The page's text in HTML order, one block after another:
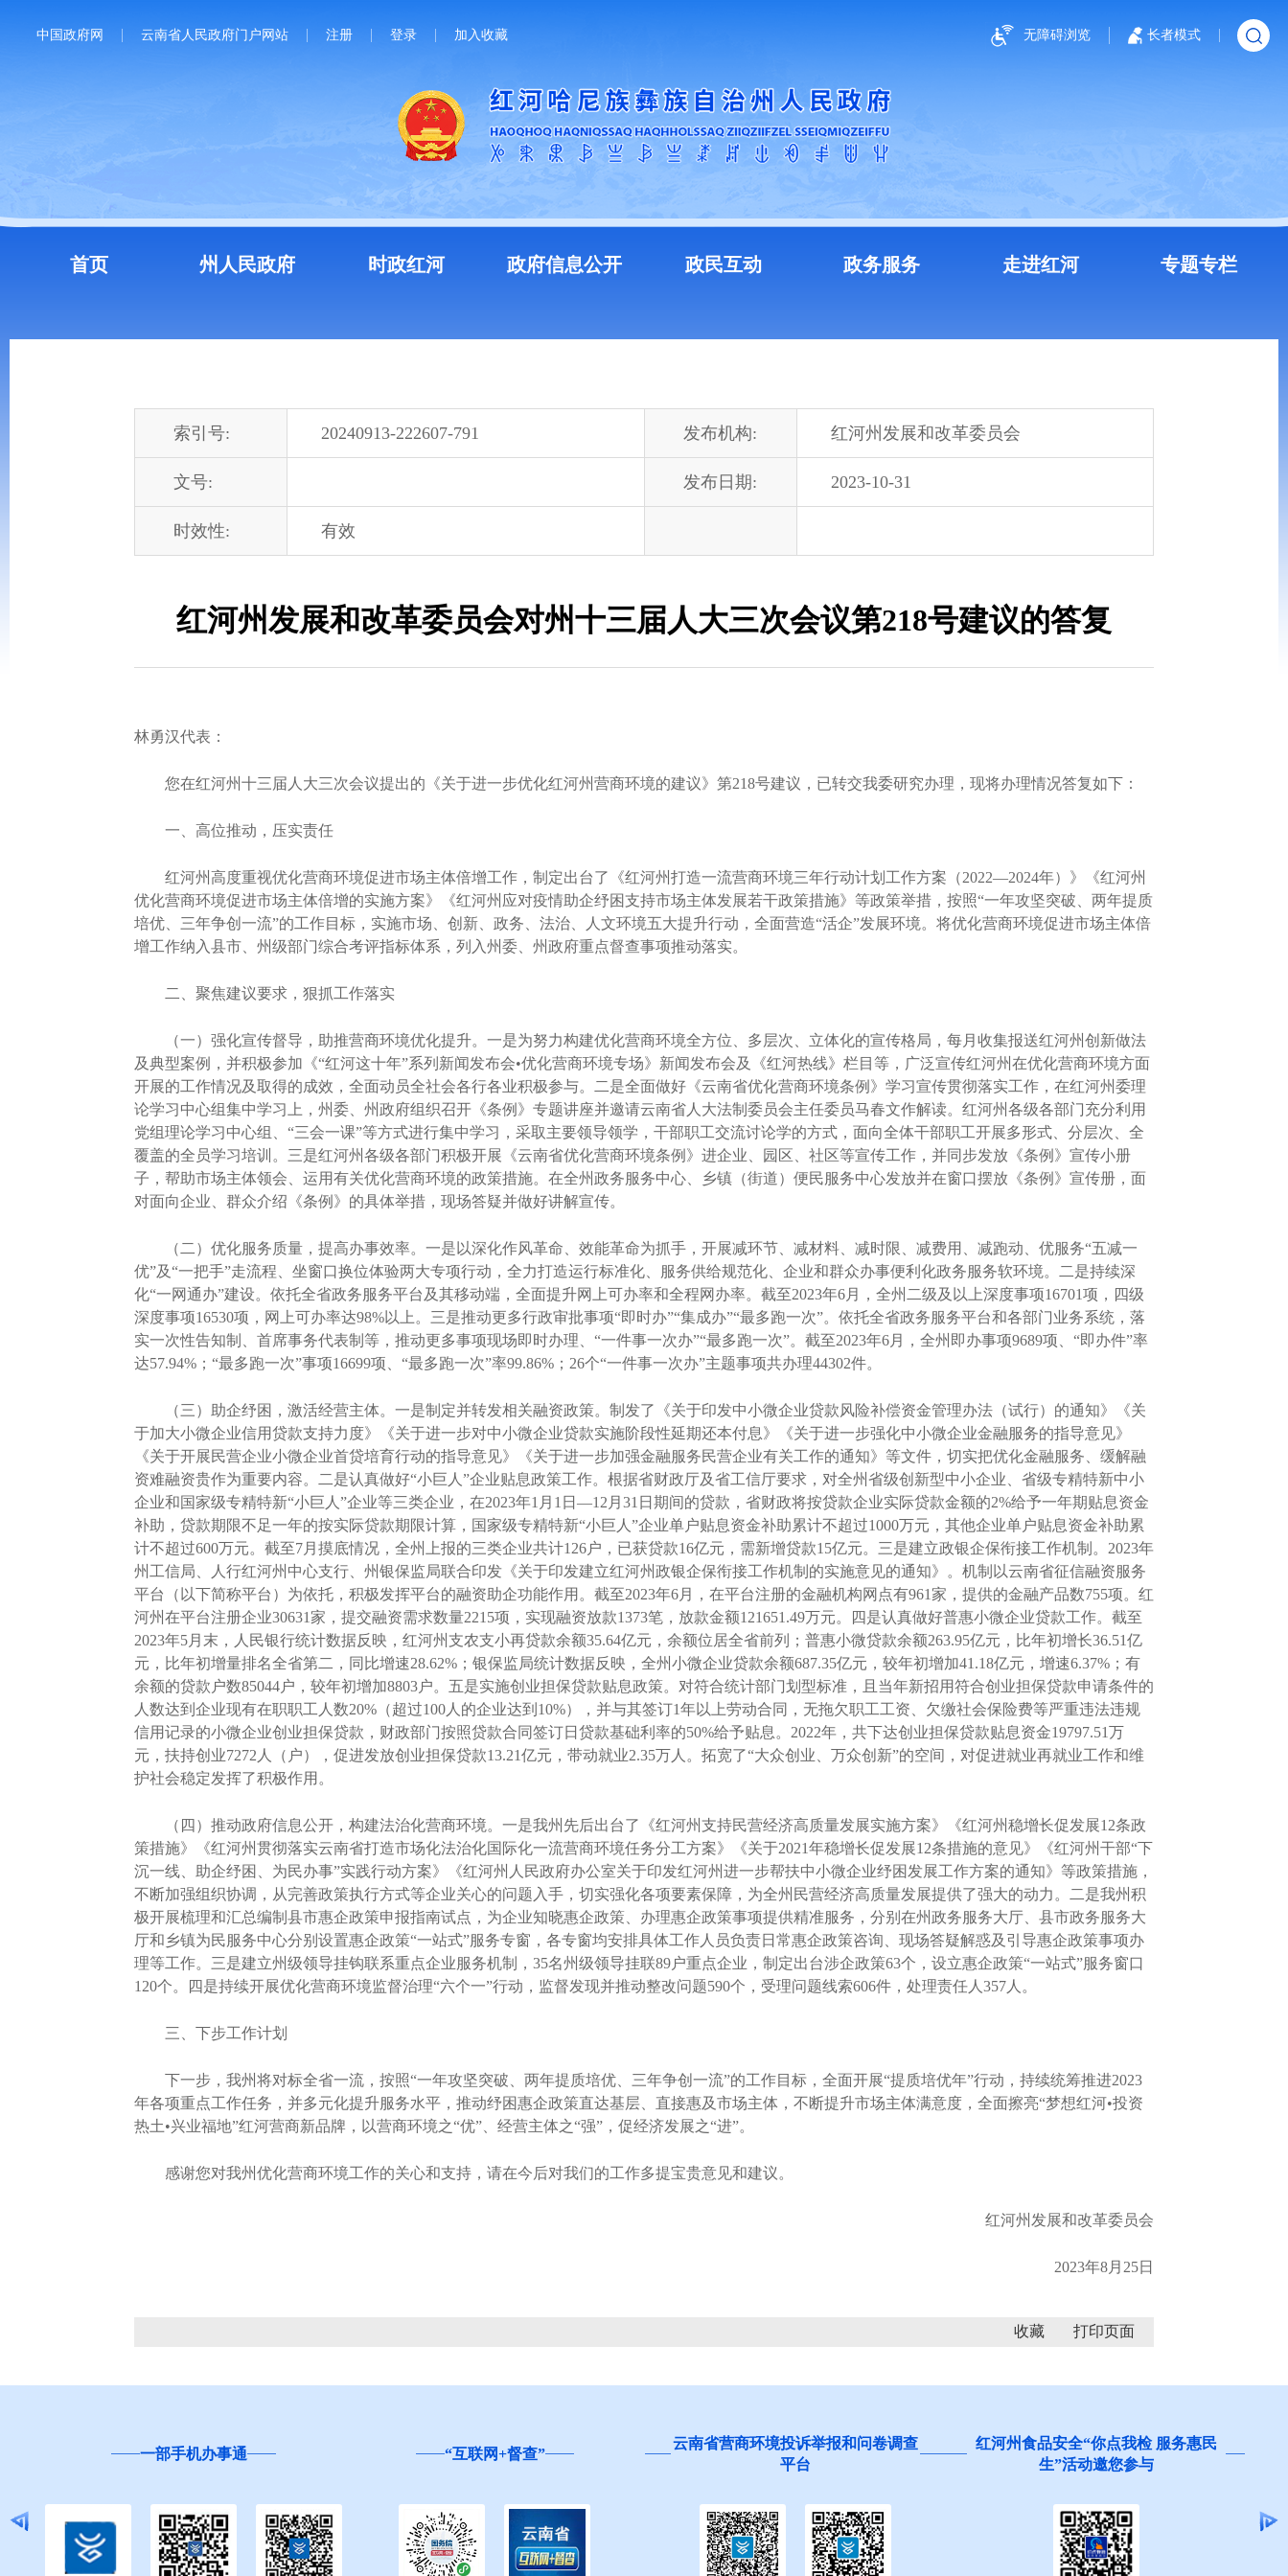
中国政府网 云南省人民政府门户网站 注册 登录 加入收藏 无障碍浏览 长者模式
首页 州人民政府 时政红河 政府信息公开 政民互动 政务服务 走进红河 专题专栏
索引号: 20240913-222607-791 发布机构: 红河州发展和改革委员会
文号: 发布日期: 2023-10-31
时效性: 有效
红河州发展和改革委员会对州十三届人大三次会议第218号建议的答复
林勇汉代表：
您在红河州十三届人大三次会议提出的《关于进一步优化红河州营商环境的建议》第218号建议，已转交我委研究办理，现将办理情况答复如下：
一、高位推动，压实责任
红河州高度重视优化营商环境促进市场主体倍增工作，制定出台了《红河州打造一流营商环境三年行动计划工作方案（2022—2024年）》《红河州
优化营商环境促进市场主体倍增的实施方案》《红河州应对疫情助企纾困支持市场主体发展若干政策措施》等政策举措，按照“一年攻坚突破、两年提质
培优、三年争创一流”的工作目标，实施市场、创新、政务、法治、人文环境五大提升行动，全面营造“活企”发展环境。将优化营商环境促进市场主体倍
增工作纳入县市、州级部门综合考评指标体系，列入州委、州政府重点督查事项推动落实。
二、聚焦建议要求，狠抓工作落实
（一）强化宣传督导，助推营商环境优化提升。一是为努力构建优化营商环境全方位、多层次、立体化的宣传格局，每月收集报送红河州创新做法
及典型案例，并积极参加《“红河这十年”系列新闻发布会•优化营商环境专场》新闻发布会及《红河热线》栏目等，广泛宣传红河州在优化营商环境方面
开展的工作情况及取得的成效，全面动员全社会各行各业积极参与。二是全面做好《云南省优化营商环境条例》学习宣传贯彻落实工作，在红河州委理
论学习中心组集中学习上，州委、州政府组织召开《条例》专题讲座并邀请云南省人大法制委员会主任委员马春文作解读。红河州各级各部门充分利用
党组理论学习中心组、“三会一课”等方式进行集中学习，采取主要领导领学，干部职工交流讨论学的方式，面向全体干部职工开展多形式、分层次、全
覆盖的全员学习培训。三是红河州各级各部门积极开展《云南省优化营商环境条例》进企业、园区、社区等宣传工作，并同步发放《条例》宣传小册
子，帮助市场主体领会、运用有关优化营商环境的政策措施。在全州政务服务中心、乡镇（街道）便民服务中心发放并在窗口摆放《条例》宣传册，面
对面向企业、群众介绍《条例》的具体举措，现场答疑并做好讲解宣传。
（二）优化服务质量，提高办事效率。一是以深化作风革命、效能革命为抓手，开展减环节、减材料、减时限、减费用、减跑动、优服务“五减一
优”及“一把手”走流程、坐窗口换位体验两大专项行动，全力打造运行标准化、服务供给规范化、企业和群众办事便利化政务服务软环境。二是持续深
化“一网通办”建设。依托全省政务服务平台及其移动端，全面提升网上可办率和全程网办率。截至2023年6月，全州二级及以上深度事项16701项，四级
深度事项16530项，网上可办率达98%以上。三是推动更多行政审批事项“即时办”“集成办”“最多跑一次”。依托全省政务服务平台和各部门业务系统，落
实一次性告知制、首席事务代表制等，推动更多事项现场即时办理、“一件事一次办”“最多跑一次”。截至2023年6月，全州即办事项9689项、“即办件”率
达57.94%；“最多跑一次”事项16699项、“最多跑一次”率99.86%；26个“一件事一次办”主题事项共办理44302件。
（三）助企纾困，激活经营主体。一是制定并转发相关融资政策。制发了《关于印发中小微企业贷款风险补偿资金管理办法（试行）的通知》《关
于加大小微企业信用贷款支持力度》《关于进一步对中小微企业贷款实施阶段性延期还本付息》《关于进一步强化中小微企业金融服务的指导意见》
《关于开展民营企业小微企业首贷培育行动的指导意见》《关于进一步加强金融服务民营企业有关工作的通知》等文件，切实把优化金融服务、缓解融
资难融资贵作为重要内容。二是认真做好“小巨人”企业贴息政策工作。根据省财政厅及省工信厅要求，对全州省级创新型中小企业、省级专精特新中小
企业和国家级专精特新“小巨人”企业等三类企业，在2023年1月1日—12月31日期间的贷款，省财政将按贷款企业实际贷款金额的2%给予一年期贴息资金
补助，贷款期限不足一年的按实际贷款期限计算，国家级专精特新“小巨人”企业单户贴息资金补助累计不超过1000万元，其他企业单户贴息资金补助累
计不超过600万元。截至7月摸底情况，全州上报的三类企业共计126户，已获贷款16亿元，需新增贷款15亿元。三是建立政银企保衔接工作机制。2023年
州工信局、人行红河州中心支行、州银保监局联合印发《关于印发建立红河州政银企保衔接工作机制的实施意见的通知》。机制以云南省征信融资服务
平台（以下简称平台）为依托，积极发挥平台的融资助企功能作用。截至2023年6月，在平台注册的金融机构网点有961家，提供的金融产品数755项。红
河州在平台注册企业30631家，提交融资需求数量2215项，实现融资放款1373笔，放款金额121651.49万元。四是认真做好普惠小微企业贷款工作。截至
2023年5月末，人民银行统计数据反映，红河州支农支小再贷款余额35.64亿元，余额位居全省前列；普惠小微贷款余额263.95亿元，比年初增长36.51亿
元，比年初增量排名全省第二，同比增速28.62%；银保监局统计数据反映，全州小微企业贷款余额687.35亿元，较年初增加41.18亿元，增速6.37%；有
余额的贷款户数85044户，较年初增加8803户。五是实施创业担保贷款贴息政策。对符合统计部门划型标准，且当年新招用符合创业担保贷款申请条件的
人数达到企业现有在职职工人数20%（超过100人的企业达到10%），并与其签订1年以上劳动合同，无拖欠职工工资、欠缴社会保险费等严重违法违规
信用记录的小微企业创业担保贷款，财政部门按照贷款合同签订日贷款基础利率的50%给予贴息。2022年，共下达创业担保贷款贴息资金19797.51万
元，扶持创业7272人（户），促进发放创业担保贷款13.21亿元，带动就业2.35万人。拓宽了“大众创业、万众创新”的空间，对促进就业再就业工作和维
护社会稳定发挥了积极作用。
（四）推动政府信息公开，构建法治化营商环境。一是我州先后出台了《红河州支持民营经济高质量发展实施方案》《红河州稳增长促发展12条政
策措施》《红河州贯彻落实云南省打造市场化法治化国际化一流营商环境任务分工方案》《关于2021年稳增长促发展12条措施的意见》《红河州干部“下
沉一线、助企纾困、为民办事”实践行动方案》《红河州人民政府办公室关于印发红河州进一步帮扶中小微企业纾困发展工作方案的通知》等政策措施，
不断加强组织协调，从完善政策执行方式等企业关心的问题入手，切实强化各项要素保障，为全州民营经济高质量发展提供了强大的动力。二是我州积
极开展梳理和汇总编制县市惠企政策申报指南试点，为企业知晓惠企政策、办理惠企政策事项提供精准服务，分别在州政务服务大厅、县市政务服务大
厅和乡镇为民服务中心分别设置惠企政策“一站式”服务专窗，各专窗均安排具体工作人员负责日常惠企政策咨询、现场答疑解惑及引导惠企政策事项办
理等工作。三是建立州级领导挂钩联系重点企业服务机制，35名州级领导挂联89户重点企业，制定出台涉企政策63个，设立惠企政策“一站式”服务窗口
120个。四是持续开展优化营商环境监督治理“六个一”行动，监督发现并推动整改问题590个，受理问题线索606件，处理责任人357人。
三、下步工作计划
下一步，我州将对标全省一流，按照“一年攻坚突破、两年提质培优、三年争创一流”的工作目标，全面开展“提质培优年”行动，持续统筹推进2023
年各项重点工作任务，并多元化提升服务水平，推动纾困惠企政策直达基层、直接惠及市场主体，不断提升市场主体满意度，全面擦亮“梦想红河•投资
热土•兴业福地”红河营商新品牌，以营商环境之“优”、经营主体之“强”，促经济发展之“进”。
感谢您对我州优化营商环境工作的关心和支持，请在今后对我们的工作多提宝贵意见和建议。
红河州发展和改革委员会
2023年8月25日
收藏
“互联网+督查”
云南省营商环境投诉举报和问卷调查
平台
红河州食品安全“你点我检 服务惠民
生”活动邀您参与
阻碍民营经济发展壮大问题线索征
集